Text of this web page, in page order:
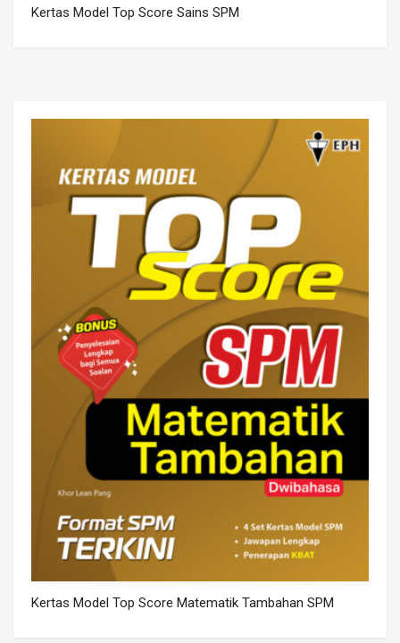
Kertas Model Top Score Sains SPM
Kertas Model Top Score Matematik Tambahan SPM